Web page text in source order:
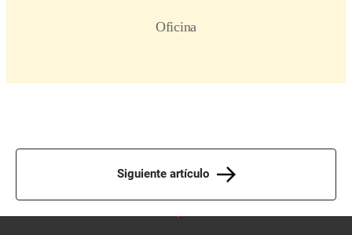
Siguiente artículo